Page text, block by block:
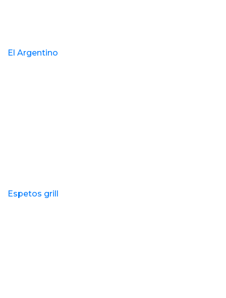
El Argentino
Espetos grill